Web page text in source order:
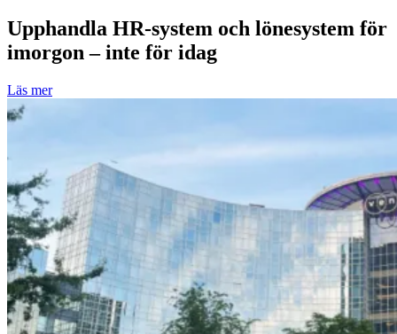
Upphandla HR-system och lönesystem för
imorgon – inte för idag
Läs mer